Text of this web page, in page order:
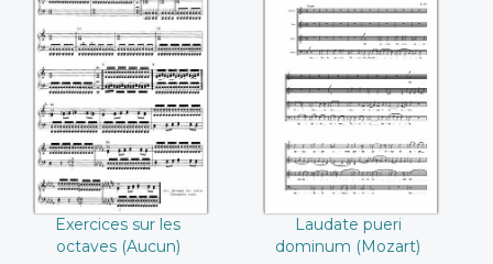
Exercices sur les
octaves (Aucun)
Exercices sur les
octaves (Aucun)
Laudate pueri
dominum (Mozart)
Laudate pueri
dominum (Mozart)